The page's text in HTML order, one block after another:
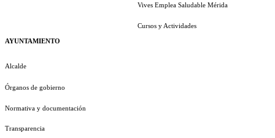
AYUNTAMIENTO
Alcalde
Órganos de gobierno
Normativa y documentación
Transparencia
Vives Emplea Saludable Mérida
Cursos y Actividades